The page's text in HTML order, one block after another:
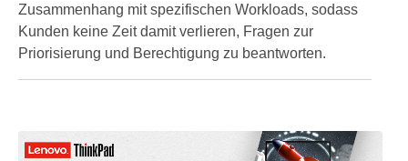
Zusammenhang mit spezifischen Workloads, sodass
Kunden keine Zeit damit verlieren, Fragen zur
Priorisierung und Berechtigung zu beantworten.